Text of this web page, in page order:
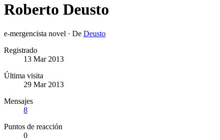
Roberto Deusto
e-mergencista novel · De Deusto
Registrado
13 Mar 2013
Última visita
29 Mar 2013
Mensajes
8
Puntos de reacción
0